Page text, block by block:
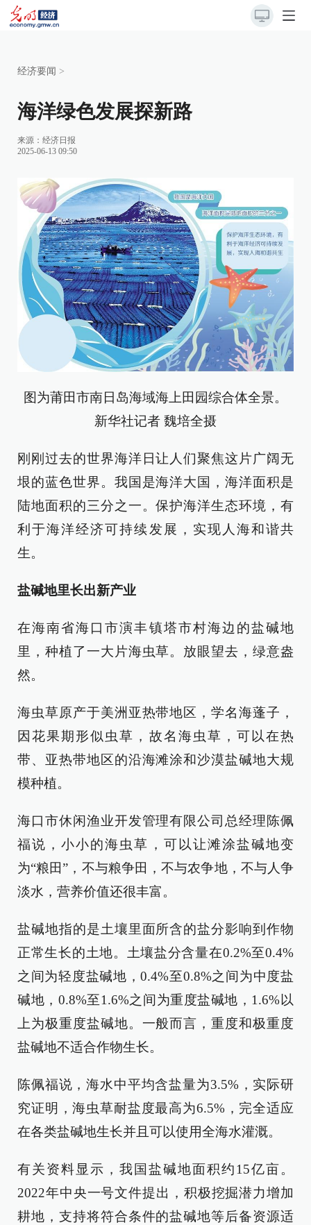
经济要闻 >
海洋绿色发展探新路
来源： 经济日报
2025-06-13 09:50
图为莆田市南日岛海域海上田园综合体全景。
新华社记者 魏培全摄
刚刚过去的世界海洋日让人们聚焦这片广阔无
垠的蓝色世界。我国是海洋大国，海洋面积是
陆地面积的三分之一。保护海洋生态环境，有
利于海洋经济可持续发展，实现人海和谐共
生。
盐碱地里长出新产业
在海南省海口市演丰镇塔市村海边的盐碱地
里，种植了一大片海虫草。放眼望去，绿意盎
然。
海虫草原产于美洲亚热带地区，学名海蓬子，
因花果期形似虫草，故名海虫草，可以在热
带、亚热带地区的沿海滩涂和沙漠盐碱地大规
模种植。
海口市休闲渔业开发管理有限公司总经理陈佩
福说，小小的海虫草，可以让滩涂盐碱地变
为“粮田”，不与粮争田，不与农争地，不与人争
淡水，营养价值还很丰富。
盐碱地指的是土壤里面所含的盐分影响到作物
正常生长的土地。土壤盐分含量在0.2%至0.4%
之间为轻度盐碱地，0.4%至0.8%之间为中度盐
碱地，0.8%至1.6%之间为重度盐碱地，1.6%以
上为极重度盐碱地。一般而言，重度和极重度
盐碱地不适合作物生长。
陈佩福说，海水中平均含盐量为3.5%，实际研
究证明，海虫草耐盐度最高为6.5%，完全适应
在各类盐碱地生长并且可以使用全海水灌溉。
有关资料显示，我国盐碱地面积约15亿亩。
2022年中央一号文件提出，积极挖掘潜力增加
耕地，支持将符合条件的盐碱地等后备资源适